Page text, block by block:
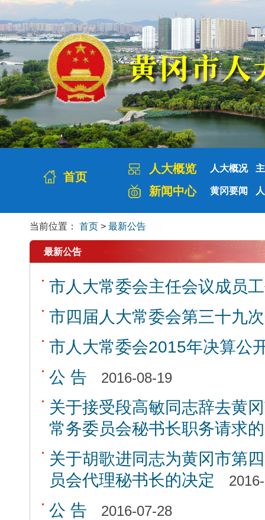
首页
人大概览 人大概况
新闻中心 黄冈要闻
当前位置： 首页 > 最新公告
最新公告
市人大常委会主任会议成员
市四届人大常委会第三十九
市人大常委会2015年决算公
公 告
2016-08-19
关于接受段高敏同志辞去黄
常务委员会秘书长职务请求
关于胡歌进同志为黄冈市第
员会代理秘书长的决定
公 告 2016-07-28